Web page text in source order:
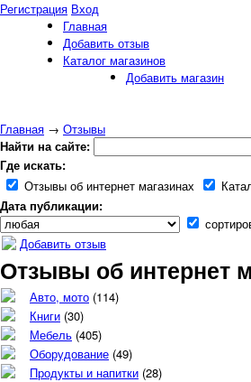
Регистрация Вход
Главная
Добавить отзыв
Каталог магазинов
Добавить магазин
Главная → Отзывы
Найти на сайте:
Где искать:
Отзывы об интернет магазинах
Дата публикации:
Добавить отзыв
Отзывы об интернет
Авто, мото (114)
Книги (30)
Мебель (405)
Оборудование (49)
Продукты и напитки (28)